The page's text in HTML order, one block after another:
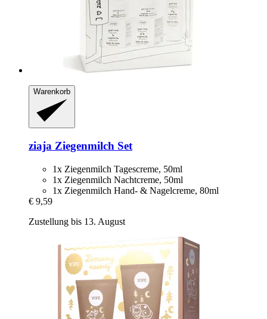
Warenkorb
ziaja Ziegenmilch Set
1x Ziegenmilch Tagescreme, 50ml
1x Ziegenmilch Nachtcreme, 50ml
1x Ziegenmilch Hand- & Nagelcreme, 80ml
€ 9,59
Zustellung bis 13. August